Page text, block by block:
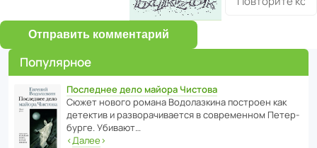
Отправить комментарий
Популярное
Последнее дело майора Чистова
Сюжет нового романа Водо­ла­з­кина пост­роен как
дете­ктив и разво­ра­чи­ва­ется в совре­менном Пете­р­
бурге. Убивают…
‹Далее›